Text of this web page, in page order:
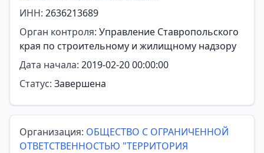
ИНН: 2636213689
Орган контроля: Управление Ставропольского
края по строительному и жилищному надзору
Дата начала: 2019-02-20 00:00:00
Статус: Завершена
Организация: ОБЩЕСТВО С ОГРАНИЧЕННОЙ
ОТВЕТСТВЕННОСТЬЮ "ТЕРРИТОРИЯ